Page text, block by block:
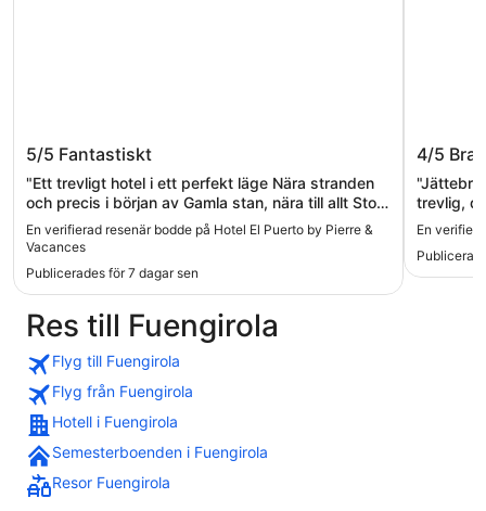
Hotel El Puerto by Pierre & Vacances
5/5 Fantastiskt
"Ett trevligt hotel i ett perfekt läge Nära stranden
och precis i början av Gamla stan, nära till allt Stort
plus för kylskåp på rummet Trevlig personal"
En verifierad resenär bodde på Hotel El Puerto by Pierre &
Vacances
Publicerades för 7 dagar sen
Ona
4/5 Bra
"Jättebra
trevlig,
En
Res till Fuengirola
Flyg till Fuengirola
Flyg från Fuengirola
Hotell i Fuengirola
Semesterboenden i Fuengirola
Resor Fuengirola